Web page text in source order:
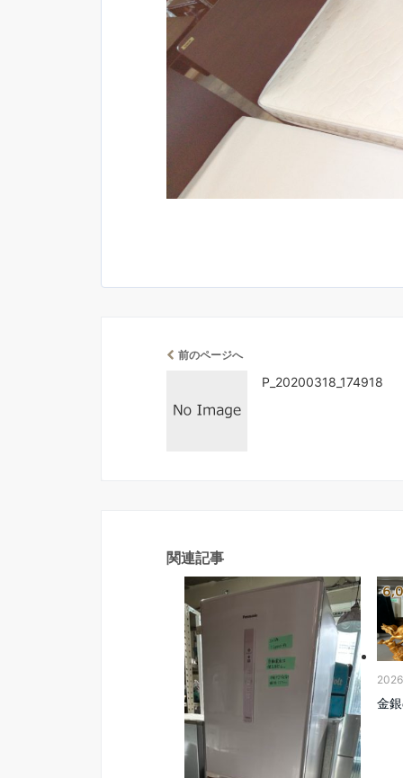
前のページへ
P_20200318_174918
関連記事
金